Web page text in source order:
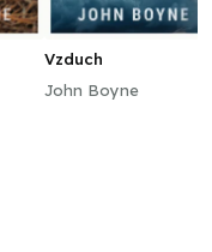
Vzduch
John Boyne